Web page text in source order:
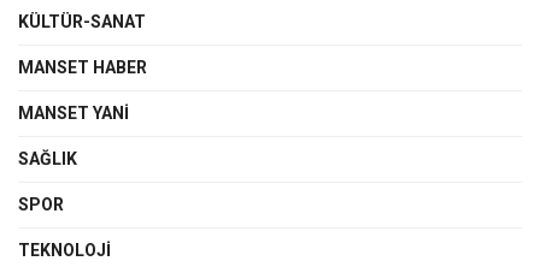
KÜLTÜR-SANAT
MANSET HABER
MANSET YANI
SAĞLIK
SPOR
TEKNOLOJI